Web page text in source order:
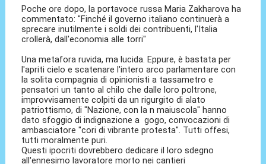
Poche ore dopo, la portavoce russa Maria Zakharova ha
commentato: "Finché il governo italiano continuerà a
sprecare inutilmente i soldi dei contribuenti, l'Italia
crollerà, dall'economia alle torri"
Una metafora ruvida, ma lucida. Eppure, è bastata per
l'apriti cielo e scatenare l'intero arco parlamentare con
la solita compagnia di opinionisti a tassametro e
pensatori un tanto al chilo che dalle loro poltrone,
improvvisamente colpiti da un rigurgito di alato
patriottismo, di "Nazione, con la n maiuscola" hanno
dato sfoggio di indignazione a gogo, convocazioni di
ambasciatore "cori di vibrante protesta". Tutti offesi,
tutti moralmente puri.
Questi ipocriti dovrebbero dedicare il loro sdegno
all'ennesimo lavoratore morto nei cantieri